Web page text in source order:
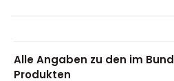
Alle Angaben zu den im
Produkten